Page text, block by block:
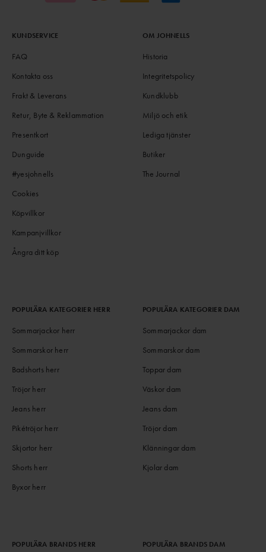
KUNDSERVICE
FAQ
Kontakta oss
Frakt & Leverans
Retur, Byte & Reklammation
Presentkort
Dunguide
#yesjohnells
Cookies
Köpvillkor
Kampanjvillkor
Ångra ditt köp
OM JOHNELLS
Historia
Integritetspolicy
Kundklubb
Miljö och etik
Lediga tjänster
Butiker
The Journal
POPULÄRA KATEGORIER HERR
Sommarjackor herr
Sommarskor herr
Badshorts herr
Tröjor herr
Jeans herr
Pikétröjor herr
Skjortor herr
Shorts herr
Byxor herr
POPULÄRA KATEGORIER DAM
Sommarjackor dam
Sommarskor dam
Toppar dam
Väskor dam
Jeans dam
Tröjor dam
Klänningar dam
Kjolar dam
POPULÄRA BRANDS HERR POPULÄRA BRANDS DAM